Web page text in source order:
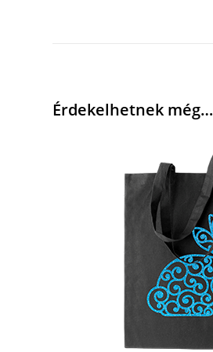
Érdekelhetnek még…